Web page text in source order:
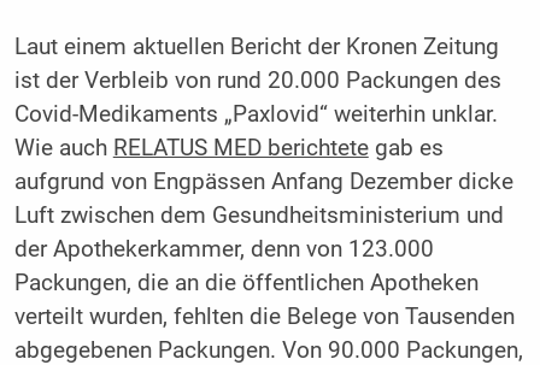
Laut einem aktuellen Bericht der Kronen Zeitung
ist der Verbleib von rund 20.000 Packungen des
Covid-Medikaments „Paxlovid“ weiterhin unklar.
Wie auch RELATUS MED berichtetegab es
aufgrund von Engpässen Anfang Dezember dicke
Luft zwischen dem Gesundheitsministerium und
der Apothekerkammer, denn von 123.000
Packungen, die an die öffentlichen Apotheken
verteilt wurden, fehlten die Belege von Tausenden
abgegebenen Packungen. Von 90.000 Packungen,